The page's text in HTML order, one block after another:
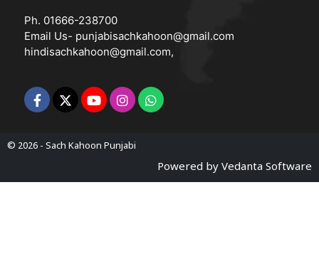
Ph. 01666-238700
Email Us- punjabisachkahoon@gmail.com
hindisachkahoon@gmail.com,
© 2026 - Sach Kahoon Punjabi
Powered by Vedanta Software